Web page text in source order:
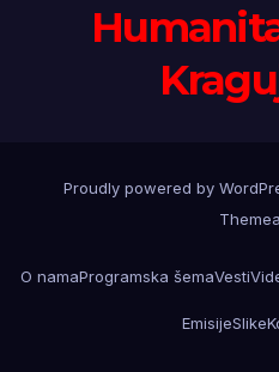
Proudly powered by
O namaProgramska šemaVesti
EmisijeSlike